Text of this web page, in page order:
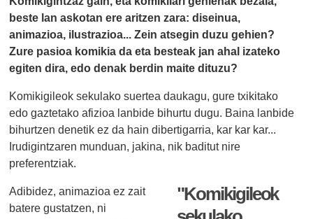
beste lan askotan ere aritzen zara: diseinua,
animazioa, ilustrazioa... Zein atsegin duzu gehien?
Zure pasioa komikia da eta besteak jan ahal izateko
egiten dira, edo denak berdin maite dituzu?
Komikigileok sekulako suertea daukagu, gure txikitako
edo gaztetako afizioa lanbide bihurtu dugu. Baina lanbide
bihurtzen denetik ez da hain dibertigarria, kar kar kar...
Irudigintzaren munduan, jakina, nik baditut nire
preferentziak.
"Komikigileok
Adibidez, animazioa ez zait
batere gustatzen, ni